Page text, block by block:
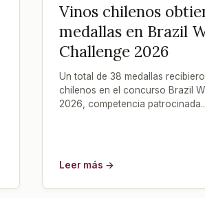
Vinos chilenos
medallas en Brazil
Challenge 2026
Un total de 38 medallas
chilenos en el concurso Brazil
2026, competencia
Leer más →